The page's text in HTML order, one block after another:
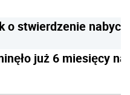
o stwierdzenie
już 6 miesięcy